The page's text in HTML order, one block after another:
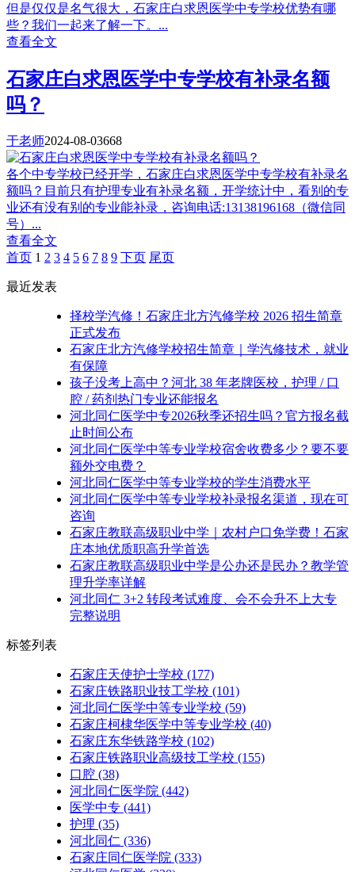
但是仅仅是名气很大，石家庄白求恩医学中专学校优势有哪
些？我们一起来了解一下。...
查看全文
石家庄白求恩医学中专学校有补录名额
吗？
于老师2024-08-03668
各个中专学校已经开学，石家庄白求恩医学中专学校有补录名
额吗？目前只有护理专业有补录名额，开学统计中，看别的专
业还有没有别的专业能补录，咨询电话:13138196168（微信同
号）...
查看全文
首页 1 2 3 4 5 6 7 8 9 下页 尾页
最近发表
择校学汽修！石家庄北方汽修学校 2026 招生简章
正式发布
石家庄北方汽修学校招生简章｜学汽修技术，就业
有保障
孩子没考上高中？河北 38 年老牌医校，护理 / 口
腔 / 药剂热门专业还能报名
河北同仁医学中专2026秋季还招生吗？官方报名截
止时间公布
河北同仁医学中等专业学校宿舍收费多少？要不要
额外交电费？
河北同仁医学中等专业学校的学生消费水平
河北同仁医学中等专业学校补录报名渠道，现在可
咨询
石家庄教联高级职业中学｜农村户口免学费！石家
庄本地优质职高升学首选
石家庄教联高级职业中学是公办还是民办？教学管
理升学率详解
河北同仁 3+2 转段考试难度、会不会升不上大专
完整说明
标签列表
石家庄天使护士学校 (177)
石家庄铁路职业技工学校 (101)
河北同仁医学中等专业学校 (59)
石家庄柯棣华医学中等专业学校 (40)
石家庄东华铁路学校 (102)
石家庄铁路职业高级技工学校 (155)
口腔 (38)
河北同仁医学院 (442)
医学中专 (441)
护理 (35)
河北同仁 (336)
石家庄同仁医学院 (333)